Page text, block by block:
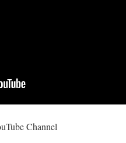
Channel